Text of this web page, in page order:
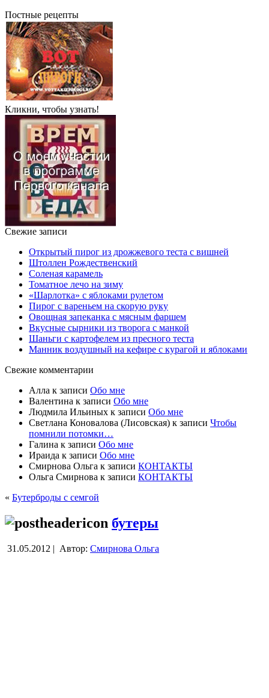
Постные рецепты
Кликни, чтобы узнать!
Свежие записи
Открытый пирог из дрожжевого теста с вишней
Штоллен Рождественский
Соленая карамель
Томатное лечо на зиму
«Шарлотка» с яблоками рулетом
Пирог с вареньем на скорую руку
Овощная запеканка с мясным фаршем
Вкусные сырники из творога с манкой
Шаньги с картофелем из пресного теста
Манник воздушный на кефире с курагой и яблоками
Свежие комментарии
Алла к записи Обо мне
Валентина к записи Обо мне
Людмила Ильиных к записи Обо мне
Светлана Коновалова (Лисовская) к записи Чтобы
помнили потомки…
Галина к записи Обо мне
Ираида к записи Обо мне
Смирнова Ольга к записи КОНТАКТЫ
Ольга Смирнова к записи КОНТАКТЫ
« Бутерброды с семгой
бутеры
31.05.2012 | Автор: Смирнова Ольга